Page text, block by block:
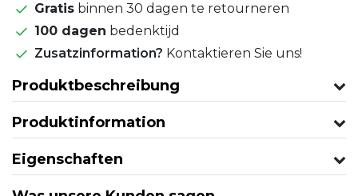
Gratis binnen 30 dagen te retourneren
100 dagen bedenktijd
Zusatzinformation? Kontaktieren Sie uns!
Produktbeschreibung
Produktinformation
Eigenschaften